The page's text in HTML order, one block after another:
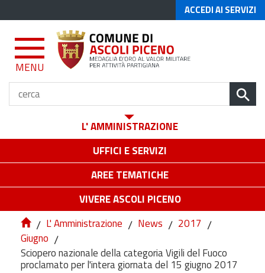
ACCEDI AI SERVIZI
MENU
L' AMMINISTRAZIONE
UFFICI E SERVIZI
AREE TEMATICHE
VIVERE ASCOLI PICENO
/ L' Amministrazione / News / 2017 /
Giugno /
Sciopero nazionale della categoria Vigili del Fuoco
proclamato per l'intera giornata del 15 giugno 2017